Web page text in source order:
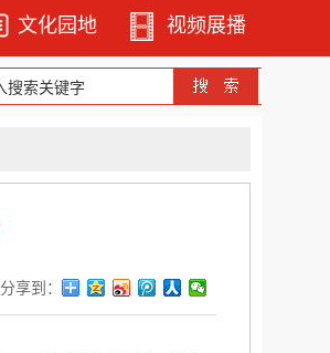
文化园地 视频展播
分享到：